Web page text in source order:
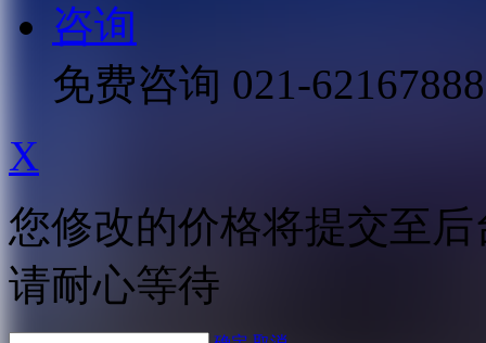
咨询
免费咨询 021-62167888
X
您修改的价格将提交至
请耐心等待